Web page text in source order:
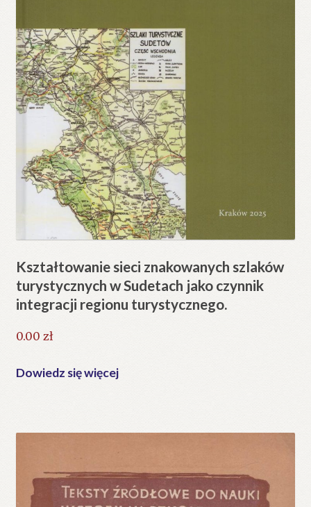
Kształtowanie sieci znakowanych szlaków
turystycznych w Sudetach jako czynnik
integracji regionu turystycznego.
0.00 zł
Dowiedz się więcej